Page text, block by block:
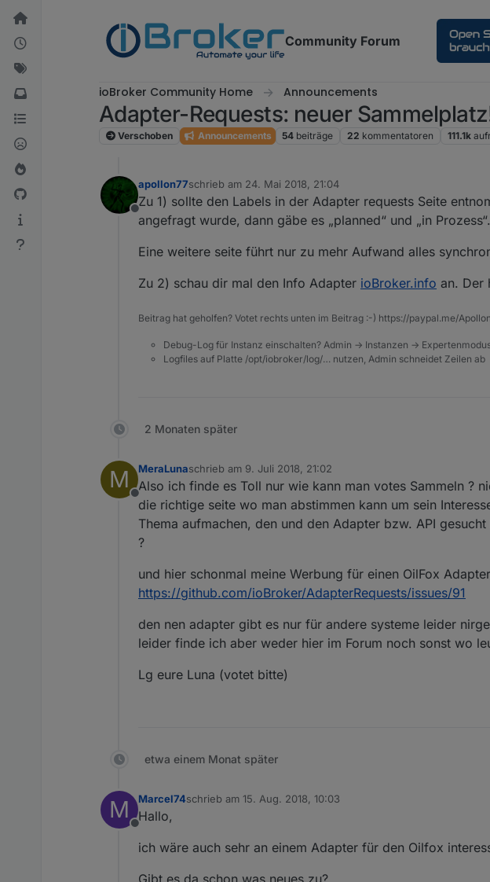
Weiter zum Inhalt
Community Forum
ioBroker Community Home Announcements
Adapter-Requests: neuer
Verschoben Announcements 54 beiträge 22 kommentatoren 111.1k
Offline
apollon77schrieb am 24. Mai 2018, 21:04
zuletzt editiert von
Zu 1) sollte den Labels in der Adapter requests Seite
angefragt wurde, dann gäbe es „planned“ und „in Prozess“.
Eine weitere seite führt nur zu mehr Aufwand alles
Zu 2) schau dir mal den Info Adapter ioBroker.info an. Der
Beitrag hat geholfen? Votet rechts unten im Beitrag :-) https://paypal.me/
Debug-Log für Instanz einschalten? Admin -> Instanzen ->
Logfiles auf Platte /opt/iobroker/log/… nutzen, Admin schneidet Zeilen ab
2 Monaten später
M
Offline
MeraLunaschrieb am 9. Juli 2018, 21:02
zuletzt editiert von
Also ich finde es Toll nur wie kann man votes Sammeln ?
die richtige seite wo man abstimmen kann um sein
Thema aufmachen, den und den Adapter bzw. API
?
und hier schonmal meine Werbung für einen OilFox
https://github.com/ioBroker/AdapterRequests/issues/91
den nen adapter gibt es nur für andere systeme leider
leider finde ich aber weder hier im Forum noch sonst wo
Lg eure Luna (votet bitte)
etwa einem Monat später
M
Offline
Marcel74schrieb am 15. Aug. 2018, 10:03
zuletzt editiert von
Hallo,
ich wäre auch sehr an einem Adapter für den Oilfox